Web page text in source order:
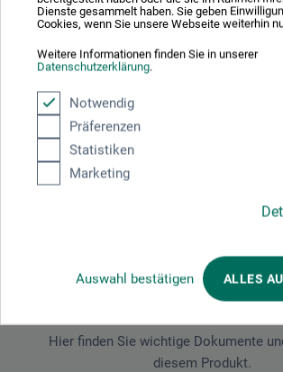
Dienste gesammelt haben. Sie geben
Cookies, wenn Sie unsere Webseite weiterhin
Weitere Informationen finden Sie in unserer
Datenschutzerklärung.
Notwendig
Präferenzen
Statistiken
Marketing
Auswahl bestätigen ALLES
Serien. Sie eignen sich gleichermaßen für
Pinsel, Ziehfeder etc. und sind direkt
Gefahrenhinweise
Enthält Biozidprodukte. Enthält 1,2-
3(2H)-on, 5-Chloro-2-methyl-4-
Methyl-2H-isothiazol-3-on, 2-Octyl-2H-
Downloads
Hier finden Sie wichtige Dokumente
diesem Produkt.